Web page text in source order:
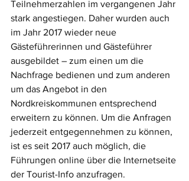
Teilnehmerzahlen im vergangenen Jahr
stark angestiegen. Daher wurden auch
im Jahr 2017 wieder neue
Gästeführerinnen und Gästeführer
ausgebildet – zum einen um die
Nachfrage bedienen und zum anderen
um das Angebot in den
Nordkreiskommunen entsprechend
erweitern zu können. Um die Anfragen
jederzeit entgegennehmen zu können,
ist es seit 2017 auch möglich, die
Führungen online über die Internetseite
der Tourist-Info anzufragen.